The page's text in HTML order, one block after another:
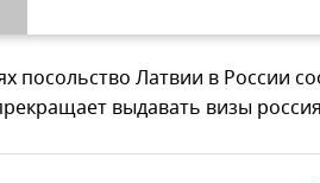
посольство Латвии в России
выдавать визы